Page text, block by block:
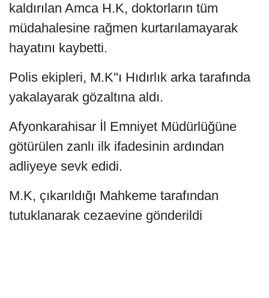
kaldırılan Amca H.K, doktorların tüm
müdahalesine rağmen kurtarılamayarak
hayatını kaybetti.
Polis ekipleri, M.K''ı Hıdırlık arka tarafında
yakalayarak gözaltına aldı.
Afyonkarahisar İl Emniyet Müdürlüğüne
götürülen zanlı ilk ifadesinin ardından
adliyeye sevk edidi.
M.K, çıkarıldığı Mahkeme tarafından
tutuklanarak cezaevine gönderildi